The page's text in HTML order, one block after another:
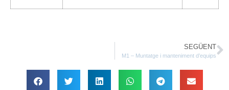
SEGÜENT
M1 – Muntatge i manteniment d’equips